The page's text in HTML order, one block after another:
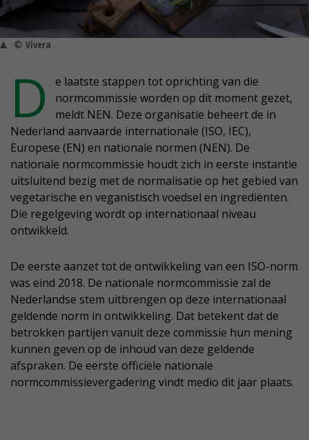
© Vivera
D
e laatste stappen tot oprichting van die
normcommissie worden op dit moment gezet,
meldt NEN. Deze organisatie beheert de in
Nederland aanvaarde internationale (ISO, IEC),
Europese (EN) en nationale normen (NEN). De
nationale normcommissie houdt zich in eerste instantie
uitsluitend bezig met de normalisatie op het gebied van
vegetarische en veganistisch voedsel en ingrediënten.
Die regelgeving wordt op internationaal niveau
ontwikkeld.
De eerste aanzet tot de ontwikkeling van een ISO-norm
was eind 2018. De nationale normcommissie zal de
Nederlandse stem uitbrengen op deze internationaal
geldende norm in ontwikkeling. Dat betekent dat de
betrokken partijen vanuit deze commissie hun mening
kunnen geven op de inhoud van deze geldende
afspraken. De eerste officiële nationale
normcommissievergadering vindt medio dit jaar plaats.